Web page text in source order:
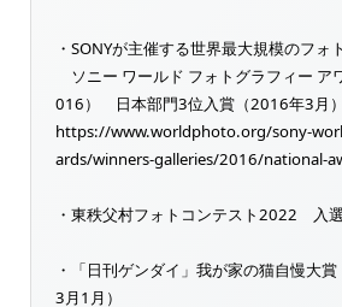
・SONYが主催する世界最大規模のフォ
ソニー ワールド フォトグラフィー ア
016） 日本部門3位入賞（2016年3月）
https://www.worldphoto.org/sony-
ards/winners-galleries/2016/national-
・東秩父村フォトコンテスト2022 入
・「日刊ゲンダイ」我が家の猫自慢大
3月1月）